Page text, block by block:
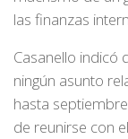
las finanzas
Casanello indicó
ningún asunto
hasta
de reunirse con